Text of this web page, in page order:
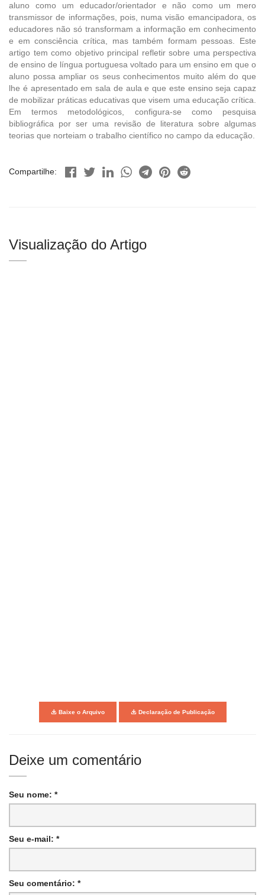
aluno como um educador/orientador e não como um mero
transmissor de informações, pois, numa visão emancipadora, os
educadores não só transformam a informação em conhecimento
e em consciência crítica, mas também formam pessoas. Este
artigo tem como objetivo principal refletir sobre uma perspectiva
de ensino de língua portuguesa voltado para um ensino em que o
aluno possa ampliar os seus conhecimentos muito além do que
lhe é apresentado em sala de aula e que este ensino seja capaz
de mobilizar práticas educativas que visem uma educação crítica.
Em termos metodológicos, configura-se como pesquisa
bibliográfica por ser uma revisão de literatura sobre algumas
teorias que norteiam o trabalho científico no campo da educação.
Compartilhe:
Visualização do Artigo
Baixe o Arquivo Declaração de Publicação
Deixe um comentário
Seu nome: *
Seu e-mail: *
Seu comentário: *